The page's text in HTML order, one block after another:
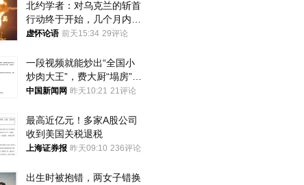
北约学者：对乌克兰的斩首
行动终于开始，几个月内乌
将投降
虚怀论语 前天15:34 29评论
一段视频就能炒出“全国小
炒肉大王”，费大厨“塌房”了
吗？
中国新闻网 昨天10:21 21评论
最高近亿元！多家A股公司
收到美国关税退税
上海证券报 昨天09:10 236评论
出生时被抱错，两女子错换